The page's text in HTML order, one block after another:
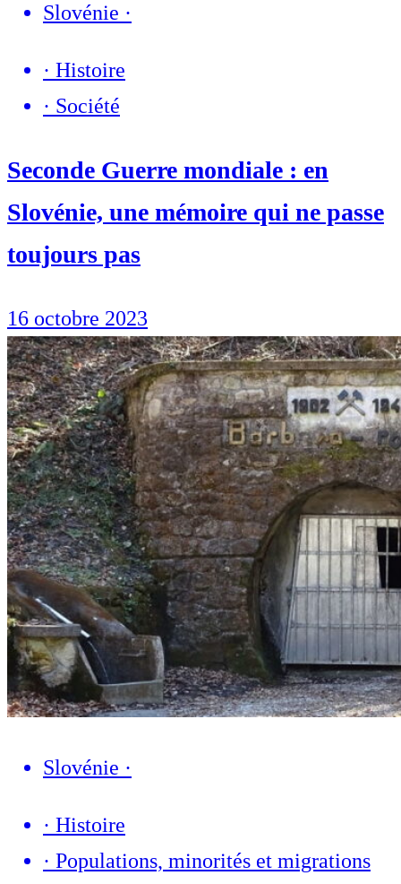
Slovénie ·
· Histoire
· Société
Seconde Guerre mondiale : en
Slovénie, une mémoire qui ne passe
toujours pas
16 octobre 2023
Slovénie ·
· Histoire
· Populations, minorités et migrations